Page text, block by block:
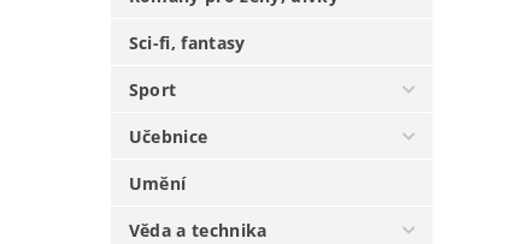
Sci-fi, fantasy
Sport
Učebnice
Umění
Věda a technika